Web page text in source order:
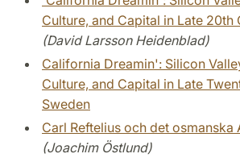
Culture, and Capital in Late 20th
(David Larsson Heidenblad)
California Dreamin': Silicon
Culture, and Capital in Late
Sweden
Carl Reftelius och det osmanska
(Joachim Östlund)